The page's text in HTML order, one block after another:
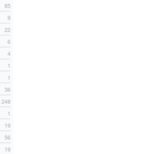
85
9
22
6
4
1
1
36
248
1
19
56
19